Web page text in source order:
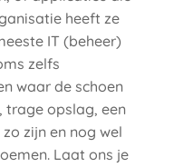
heeft ze
IT (beheer)
zelfs
waar de schoen
trage opslag, een
zijn en nog wel
Laat ons je